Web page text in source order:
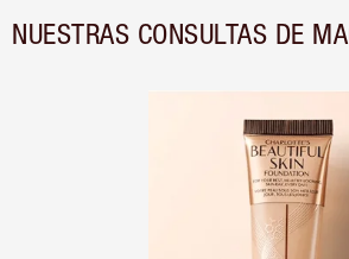
NUESTRAS CONSULTAS DE